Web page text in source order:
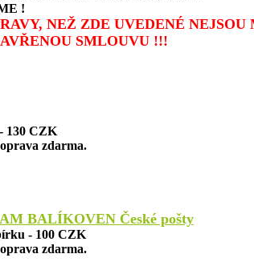
!
NEŽ ZDE UVEDENÉ
SMLOUVU !!!
130 CZK
zdarma.
BALÍKOVEN České pošty
- 100 CZK
zdarma.